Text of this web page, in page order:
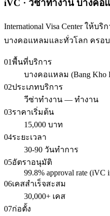
iVC · วีซ่าทำงาน บางคอ
International Visa Center ให้
บางคอแหลมและทั่วโลก ครอบ
01พื้นที่บริการ
บางคอแหลม (Bang Kho
02ประเภทบริการ
วีซ่าทำงาน — ทำงาน
03ราคาเริ่มต้น
15,000 บาท
04ระยะเวลา
30-90 วันทำการ
05อัตราอนุมัติ
99.8% approval rate (iVC
06เคสสำเร็จสะสม
30,000+ เคส
07ก่อตั้ง